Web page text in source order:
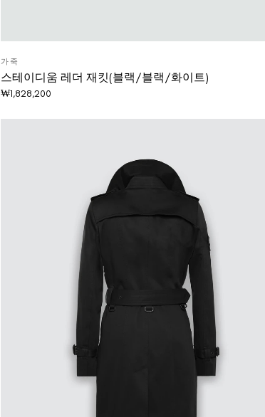
가죽
스테이디움 레더 재킷(블랙/블랙/화이트)
₩1,828,200